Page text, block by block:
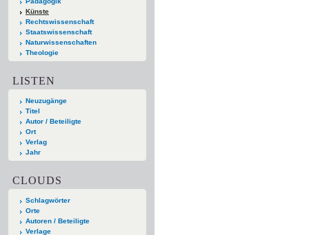
Künste
Rechtswissenschaft
Staatswissenschaft
Naturwissenschaften
Theologie
LISTEN
Neuzugänge
Titel
Autor / Beteiligte
Ort
Verlag
Jahr
CLOUDS
Schlagwörter
Orte
Autoren / Beteiligte
Verlage